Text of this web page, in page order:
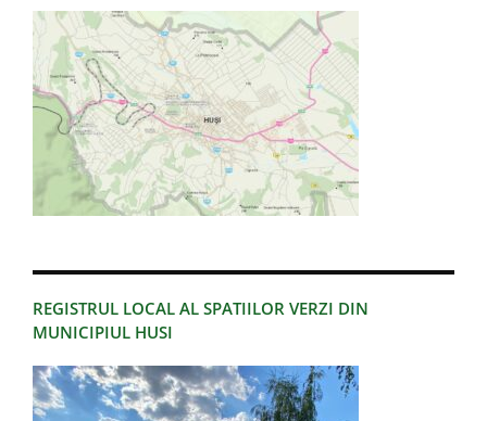
REGISTRUL LOCAL AL SPATIILOR VERZI DIN
MUNICIPIUL HUSI